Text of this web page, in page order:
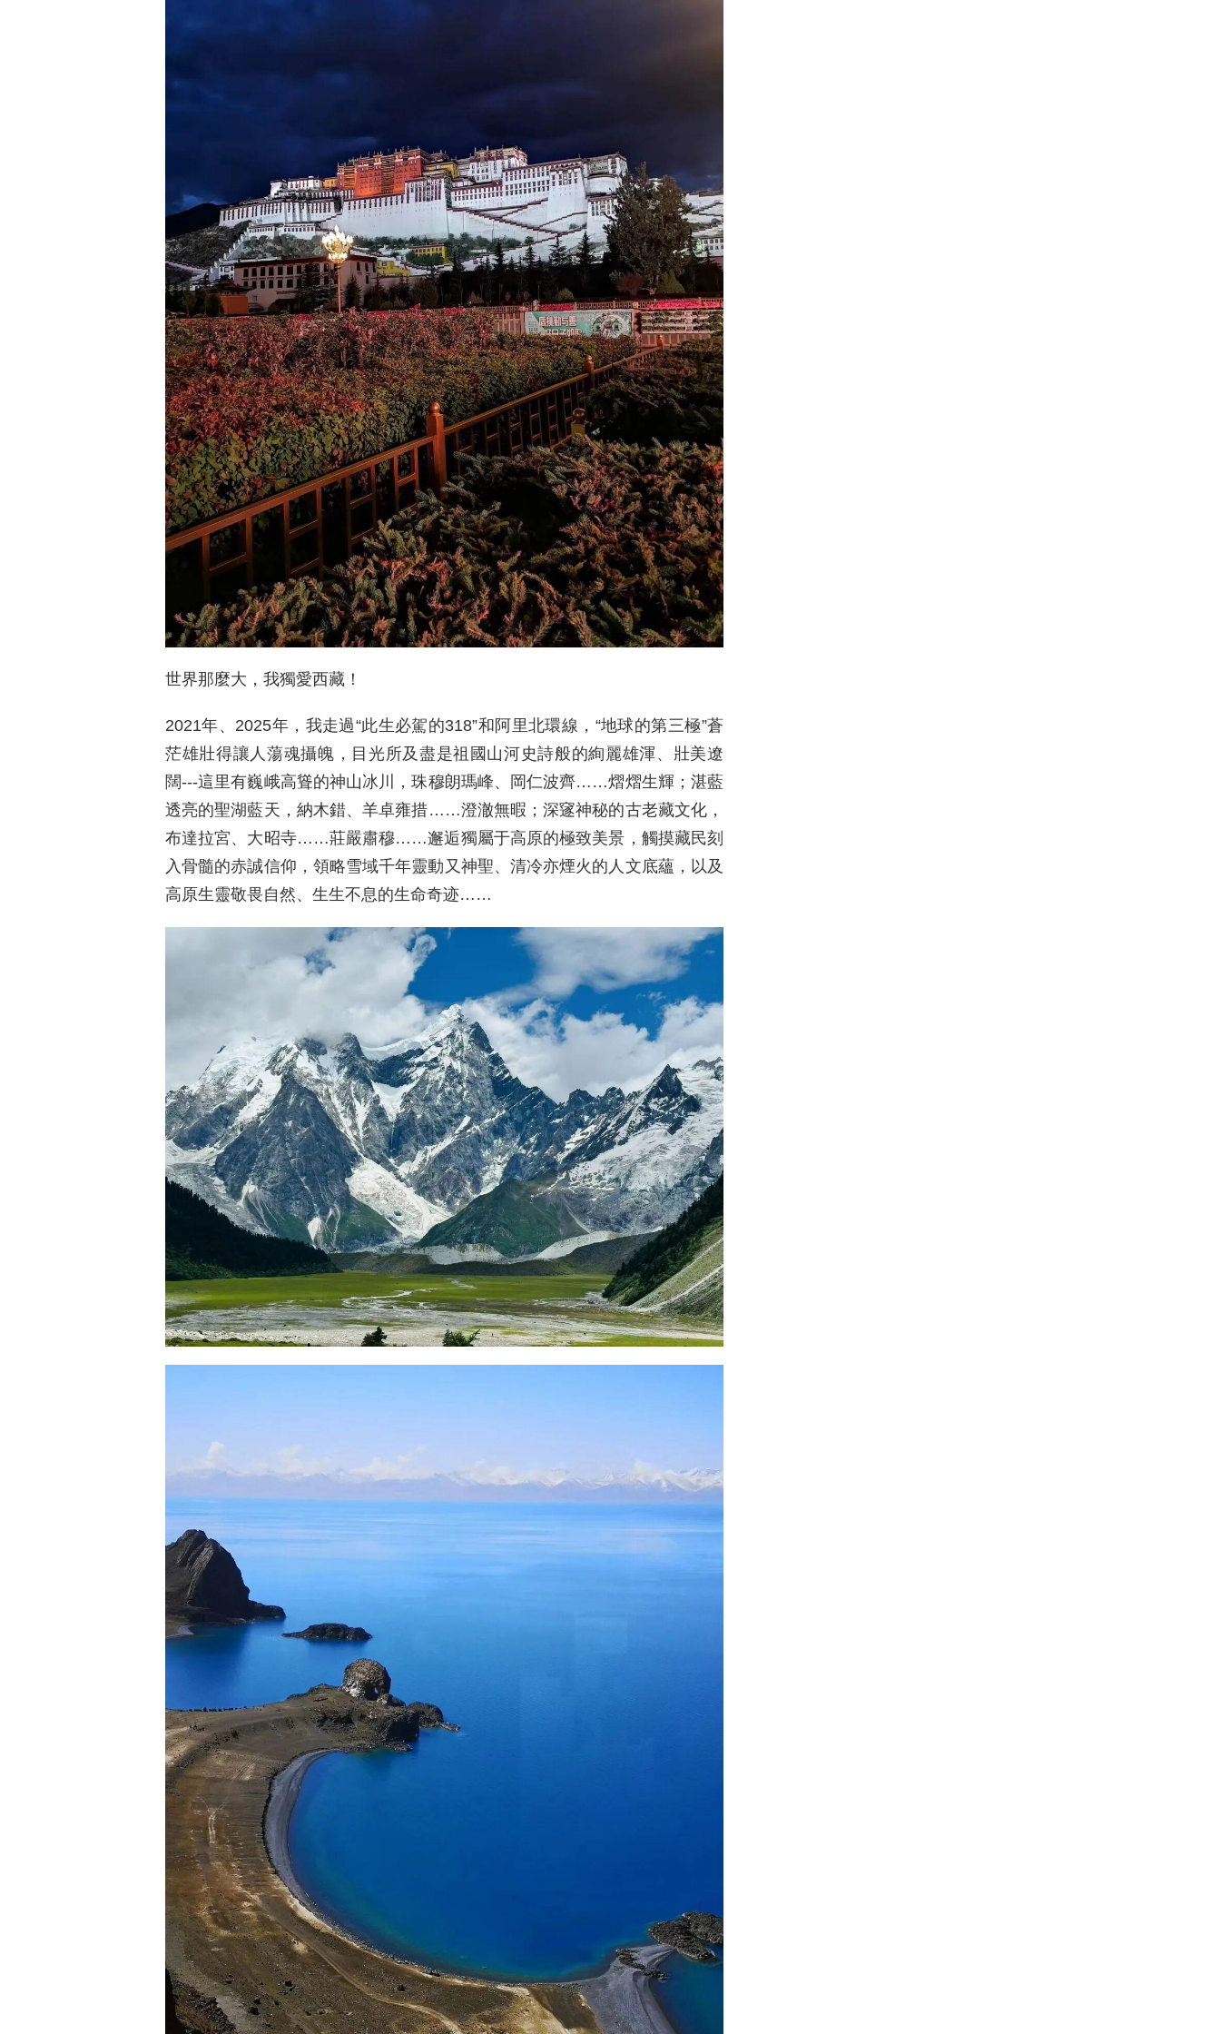
世界那麼大，我獨愛西藏！
2021年、2025年，我走過“此生必駕的318”和阿里北環線，“地球的第三極”蒼
茫雄壯得讓人蕩魂攝魄，目光所及盡是祖國山河史詩般的絢麗雄渾、壯美遼
闊---這里有巍峨高聳的神山冰川，珠穆朗瑪峰、岡仁波齊……熠熠生輝；湛藍
透亮的聖湖藍天，納木錯、羊卓雍措……澄澈無暇；深䆳神秘的古老藏文化，
布達拉宮、大昭寺……莊嚴肅穆……邂逅獨屬于高原的極致美景，觸摸藏民刻
入骨髓的赤誠信仰，領略雪域千年靈動又神聖、清冷亦煙火的人文底蘊，以及
高原生靈敬畏自然、生生不息的生命奇迹……